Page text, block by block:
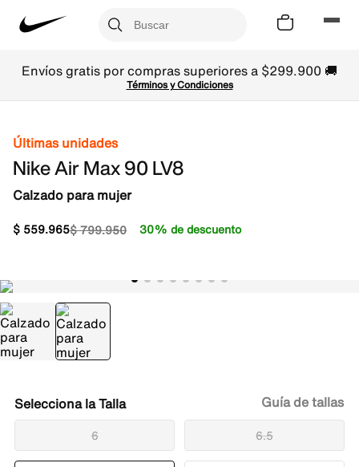
Envíos gratis por compras superiores a $299.900 🚚
Términos y Condiciones
Últimas unidades
Nike Air Max 90 LV8
Calzado para mujer
$799.950
$ 559.965 30% de descuento
Talla
6 6.5
Guía de tallas